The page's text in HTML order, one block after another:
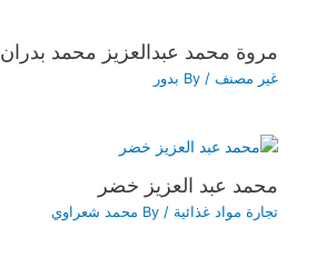
مروة محمد عبدالعزيز محمد بدران
غير مصنف / By بدور
محمد عبد العزيز خضر
تجارة مواد غذائية / By محمد شعراوي